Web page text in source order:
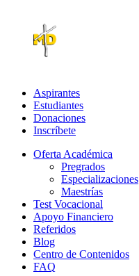
Aspirantes
Estudiantes
Donaciones
Inscríbete
Oferta Académica
Pregrados
Especializaciones
Maestrías
Test Vocacional
Apoyo Financiero
Referidos
Blog
Centro de Contenidos
FAQ